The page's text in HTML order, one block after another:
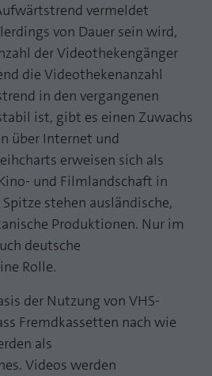
vermeldet
von Dauer sein wird,
der Videothekengänger
die Videothekenanzahl
in den vergangenen
ist, gibt es einen Zuwachs
über Internet und
erweisen sich als
und Filmlandschaft in
stehen ausländische,
Produktionen. Nur im
deutsche
Rolle.
der Nutzung von VHS-
Fremdkassetten nach wie
als
Videos werden